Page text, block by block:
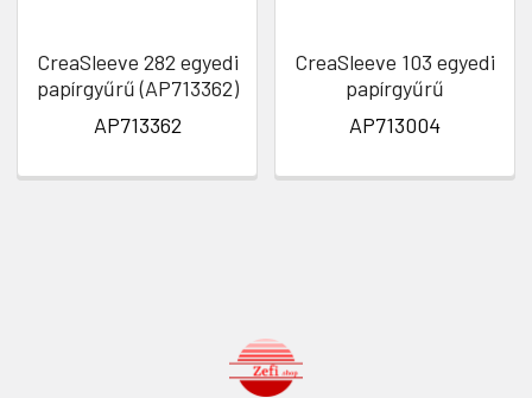
CreaSleeve 282 egyedi
papírgyűrű (AP713362)
AP713362
CreaSleeve 103 egyedi
papírgyűrű
AP713004